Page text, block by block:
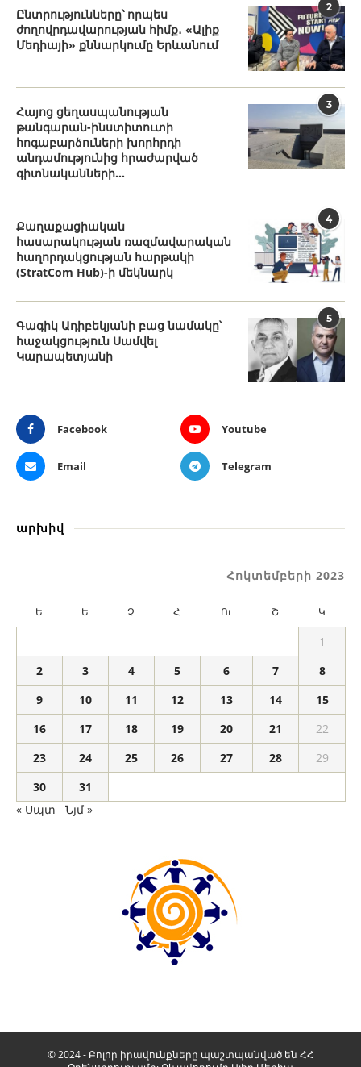
2
Ընտրությունները՝ որպես
ժողովրդավարության հիմք․ «Ալիք
Մեդիայի» քննարկումը Երևանում
3
Հայոց ցեղասպանության
թանգարան-ինստիտուտի
հոգաբարձուների խորհրդի
անդամությունից հրաժարված
գիտնականների...
4
Քաղաքացիական
հասարակության ռազմավարական
հաղորդակցության հարթակի
(StratCom Hub)-ի մեկնարկ
5
Գագիկ Ադիբեկյանի բաց նամակը՝
հաջակցություն Սամվել
Կարապետյանի
Facebook Youtube
Email Telegram
արխիվ
Հոկտեմբերի 2023
Ե Ե Չ Հ Ու Շ Կ
1
2
3 4 5 6 7
8
9
10 11 12 13 14
15
16
17 18 19 20 21
22
23
24 25 26 27 28
29
30
31
« Սպտ
Նյմ »
© 2024 - Բոլոր իրավունքները պաշտպանված են ՀՀ